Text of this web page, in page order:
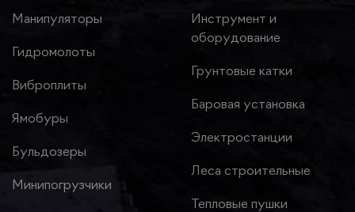
Манипуляторы
Гидромолоты
Виброплиты
Ямобуры
Бульдозеры
Минипогрузчики
Инструмент и
оборудование
Грунтовые катки
Баровая установка
Электростанции
Леса строительные
Тепловые пушки